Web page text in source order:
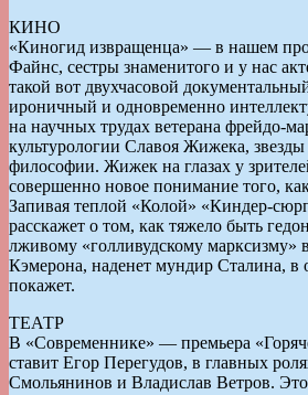
КИНО
«Киногид извращенца» — в нашем
Файнс, сестры знаменитого и у нас
такой вот двухчасовой
ироничный и одновременно
на научных трудах ветерана фрейдо-
культурологии Славоя Жижека,
философии. Жижек на глазах у
совершенно новое понимание того,
Запивая теплой «Колой» «Киндер-
расскажет о том, как тяжело быть
лживому «голливудскому марксизму»
Кэмерона, наденет мундир Сталина, в
покажет.
ТЕАТР
В «Современнике» — премьера
ставит Егор Перегудов, в главных
Смольянинов и Владислав Ветров.